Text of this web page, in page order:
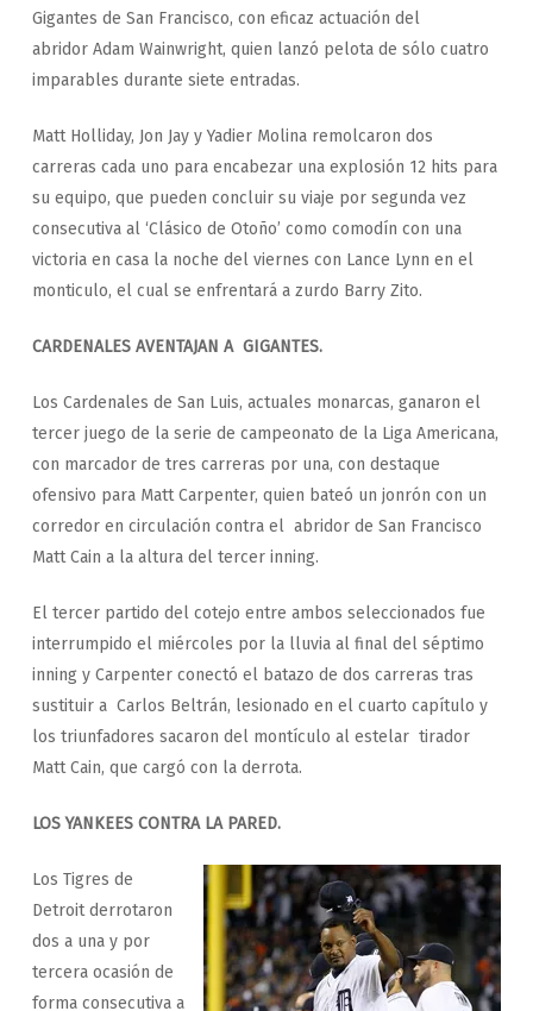
Gigantes de San Francisco, con eficaz actuación del
abridor Adam Wainwright, quien lanzó pelota de sólo cuatro
imparables durante siete entradas.
Matt Holliday, Jon Jay y Yadier Molina remolcaron dos
carreras cada uno para encabezar una explosión 12 hits para
su equipo, que pueden concluir su viaje por segunda vez
consecutiva al ‘Clásico de Otoño’ como comodín con una
victoria en casa la noche del viernes con Lance Lynn en el
monticulo, el cual se enfrentará a zurdo Barry Zito.
CARDENALES AVENTAJAN A GIGANTES.
Los Cardenales de San Luis, actuales monarcas, ganaron el
tercer juego de la serie de campeonato de la Liga Americana,
con marcador de tres carreras por una, con destaque
ofensivo para Matt Carpenter, quien bateó un jonrón con un
corredor en circulación contra el abridor de San Francisco
Matt Cain a la altura del tercer inning.
El tercer partido del cotejo entre ambos seleccionados fue
interrumpido el miércoles por la lluvia al final del séptimo
inning y Carpenter conectó el batazo de dos carreras tras
sustituir a Carlos Beltrán, lesionado en el cuarto capítulo y
los triunfadores sacaron del montículo al estelar tirador
Matt Cain, que cargó con la derrota.
LOS YANKEES CONTRA LA PARED.
Los Tigres de
Detroit derrotaron
dos a una y por
tercera ocasión de
forma consecutiva a